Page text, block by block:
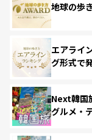
地球の歩
エアライ
グ形式で
Next韓国
グルメ・